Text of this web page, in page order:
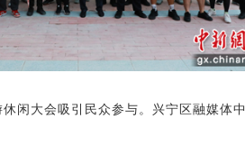
闲大会吸引民众参与。兴宁区融媒体